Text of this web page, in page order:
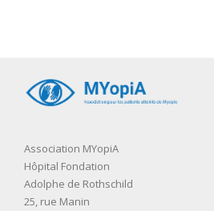
Association MYopiA
Hôpital Fondation
Adolphe de Rothschild
25, rue Manin